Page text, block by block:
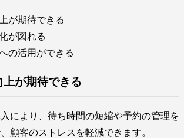
が期待できる
が図れる
の活用ができる
が期待できる
により、待ち時間の短縮や予約の管理を
顧客のストレスを軽減できます。